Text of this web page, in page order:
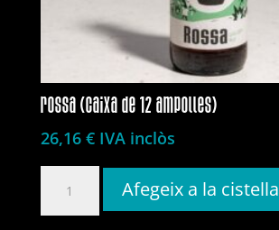
rossa (caixa de 12 ampolles)
26,16 € IVA inclòs
Afegeix a la cistella